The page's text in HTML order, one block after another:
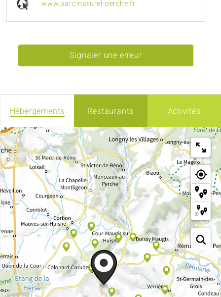
www.parc-naturel-perche.fr
Signaler une erreur
Hébergements Restaurants Activités